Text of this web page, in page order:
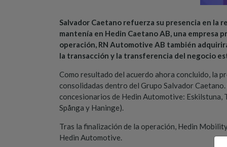
Salvador Caetano refuerza su presencia en
mantenía en Hedin Caetano AB, una empresa
operación, RN Automotive AB también
la transacción y la transferencia del negocio
Como resultado del acuerdo ahora concluido, la
consolidadas dentro del Grupo Salvador
concesionarios de Hedin Automotive: Eskilstuna,
Spånga y Haninge).
Tras la finalización de la operación, Hedin
Hedin Automotive.